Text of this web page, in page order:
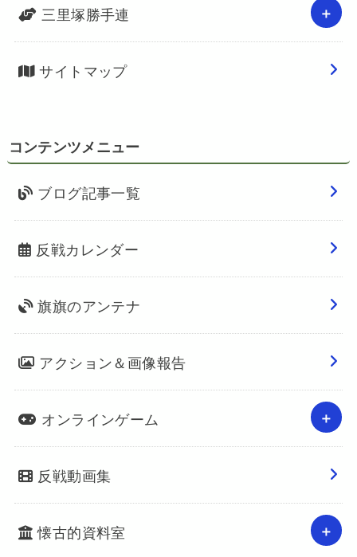
三里塚勝手連
サイトマップ
コンテンツメニュー
ブログ記事一覧
反戦カレンダー
旗旗のアンテナ
アクション＆画像報告
オンラインゲーム
反戦動画集
懐古的資料室